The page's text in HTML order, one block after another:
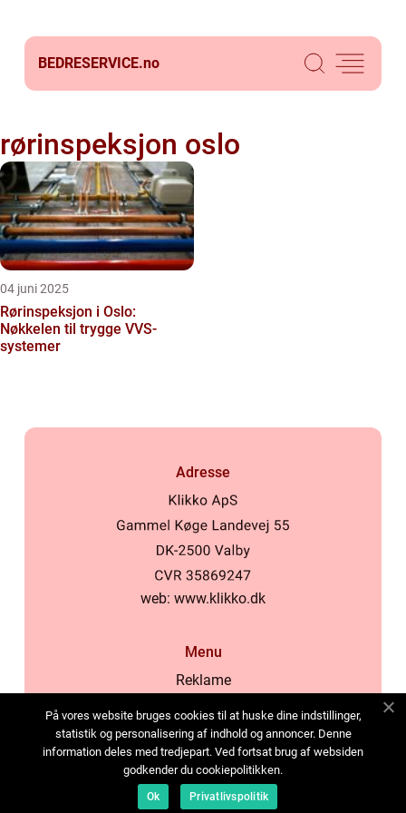
BEDRESERVICE.no
rørinspeksjon oslo
04 juni 2025
Rørinspeksjon i Oslo:
Nøkkelen til trygge VVS-
systemer
Adresse
web: www.klikko.dk
Menu
Reklame
Cookies
Kontakt Oss
Sitemap
På vores website bruges cookies til at huske dine indstillinger,
statistik og personalisering af indhold og annoncer. Denne
information deles med tredjepart. Ved fortsat brug af websiden
godkender du cookiepolitikken.
Ok Privatlivspolitik